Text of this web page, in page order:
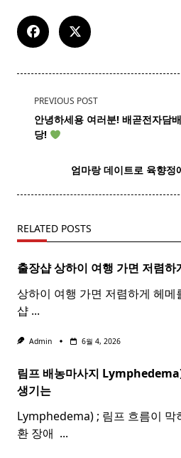
<span
class="nav-
subtitle
PREVIOUS POST
안녕하세용 여러분! 배곧전자담배
당!
엄마랑 데이트로 육향
RELATED POSTS
출장샵 상하이 여행 가면 저렴하
상하이 여행 가면 저렴하게 헤
샵 ...
Admin 6월 4, 2026
림프 배농마사지
생기는
Lymphedema) ; 림프 흐름이 막
환 장애 ​ ...